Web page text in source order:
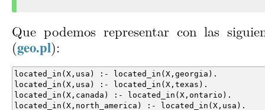
Que podemos representar con las
(geo.pl):